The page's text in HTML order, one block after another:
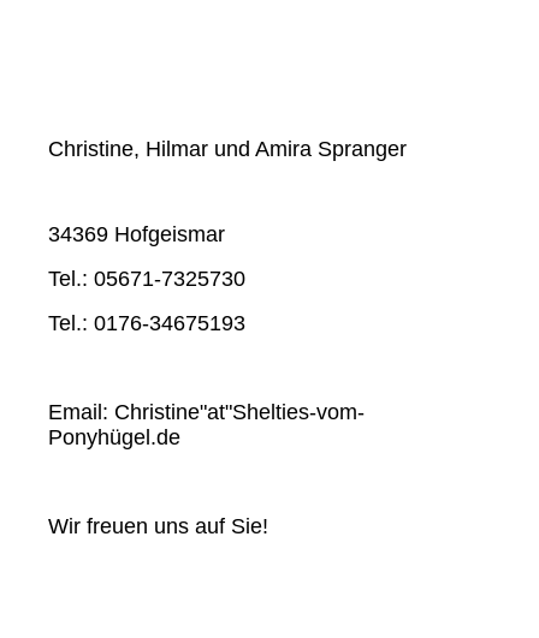
Christine, Hilmar und Amira Spranger
34369 Hofgeismar
Tel.: 05671-7325730
Tel.: 0176-34675193
Email: Christine"at"Shelties-vom-
Ponyhügel.de
Wir freuen uns auf Sie!